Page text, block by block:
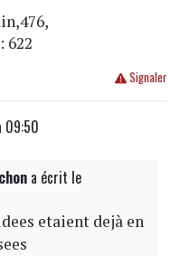
622
Signaler
09:50
a écrit le
etaient dejà en